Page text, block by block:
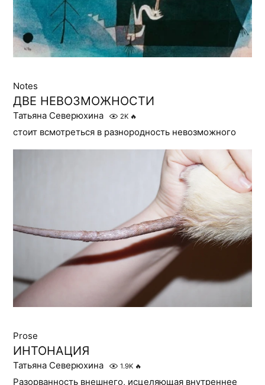
Notes
ДВЕ НЕВОЗМОЖНОСТИ
Татьяна Северюхина 2K 🔥
стоит всмотреться в разнородность невозможного
Prose
ИНТОНАЦИЯ
Татьяна Северюхина 1.9K 🔥
Разорванность внешнего, исцеляющая внутреннее